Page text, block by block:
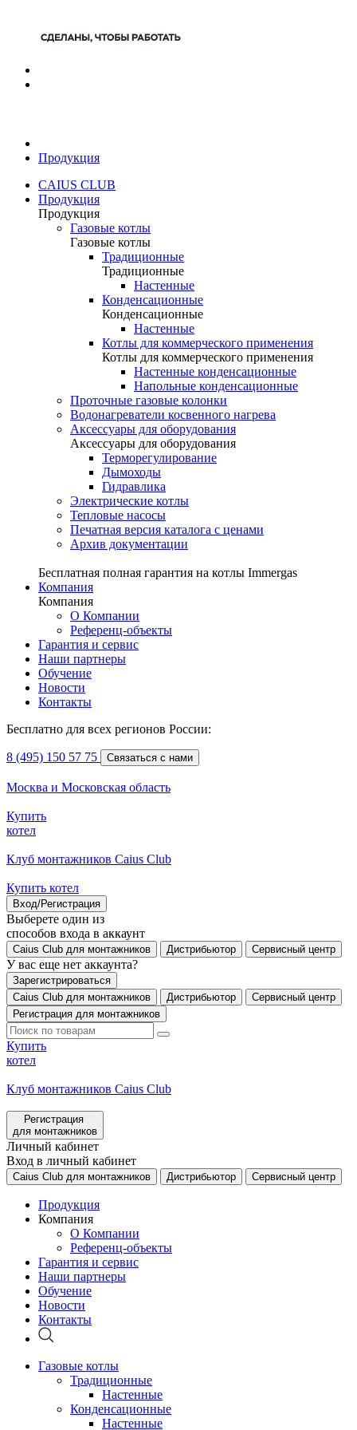
Продукция
CAIUS CLUB
Продукция
Продукция
Газовые котлы
Газовые котлы
Традиционные
Традиционные
Настенные
Конденсационные
Конденсационные
Настенные
Котлы для коммерческого применения
Котлы для коммерческого применения
Настенные конденсационные
Напольные конденсационные
Проточные газовые колонки
Водонагреватели косвенного нагрева
Аксессуары для оборудования
Аксессуары для оборудования
Терморегулирование
Дымоходы
Гидравлика
Электрические котлы
Тепловые насосы
Печатная версия каталога с ценами
Архив документации
Бесплатная полная гарантия на котлы Immergas
Компания
Компания
О Компании
Референц-объекты
Гарантия и сервис
Наши партнеры
Обучение
Новости
Контакты
Бесплатно для всех регионов России:
8 (495) 150 57 75 Связаться с нами
Москва и Московская область
Купить
котел
Клуб монтажников Caius Club
Купить котел
Вход/Регистрация
Выберете один из
способов входа в аккаунт
Caius Club для монтажников Дистрибьютор Сервисный центр
У вас еще нет аккаунта?
Зарегистрироваться
Caius Club для монтажников
Дистрибьютор
Сервисный центр
Регистрация для монтажников
Купить
котел
Клуб монтажников Caius Club
Регистрация
для монтажников
Личный кабинет
Вход в личный кабинет
Caius Club для монтажников Дистрибьютор Сервисный центр
Продукция
Компания
О Компании
Референц-объекты
Гарантия и сервис
Наши партнеры
Обучение
Новости
Контакты
Газовые котлы
Традиционные
Настенные
Конденсационные
Настенные